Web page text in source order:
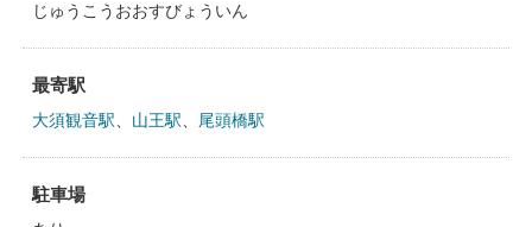
じゅうこうおおすびょういん
最寄駅
大須観音駅 山王駅 尾頭橋駅
駐車場